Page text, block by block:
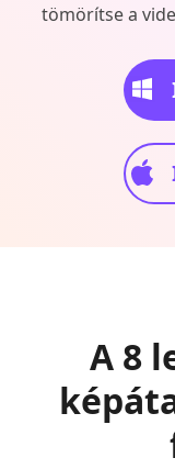
tömörítse a
A 8